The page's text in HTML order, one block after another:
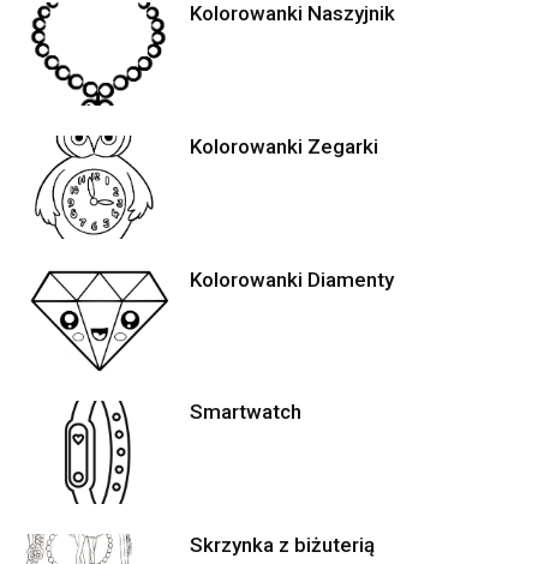
Kolorowanki Naszyjnik
Kolorowanki Zegarki
Kolorowanki Diamenty
Smartwatch
Skrzynka z biżuterią